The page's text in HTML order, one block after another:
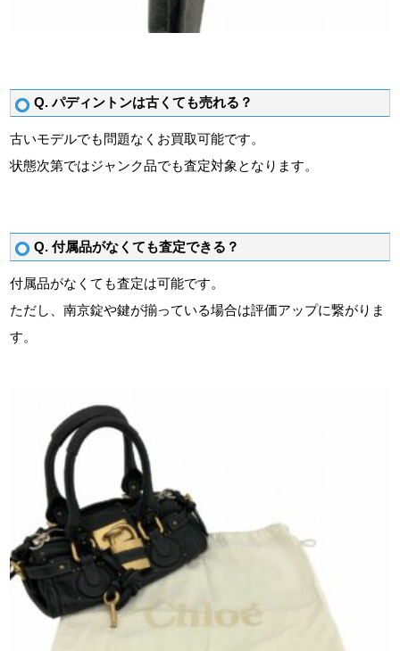
Q. パディントンは古くても売れる？
古いモデルでも問題なくお買取可能です。
状態次第ではジャンク品でも査定対象となります。
Q. 付属品がなくても査定できる？
付属品がなくても査定は可能です。
ただし、南京錠や鍵が揃っている場合は評価アップに繋がりま
す。